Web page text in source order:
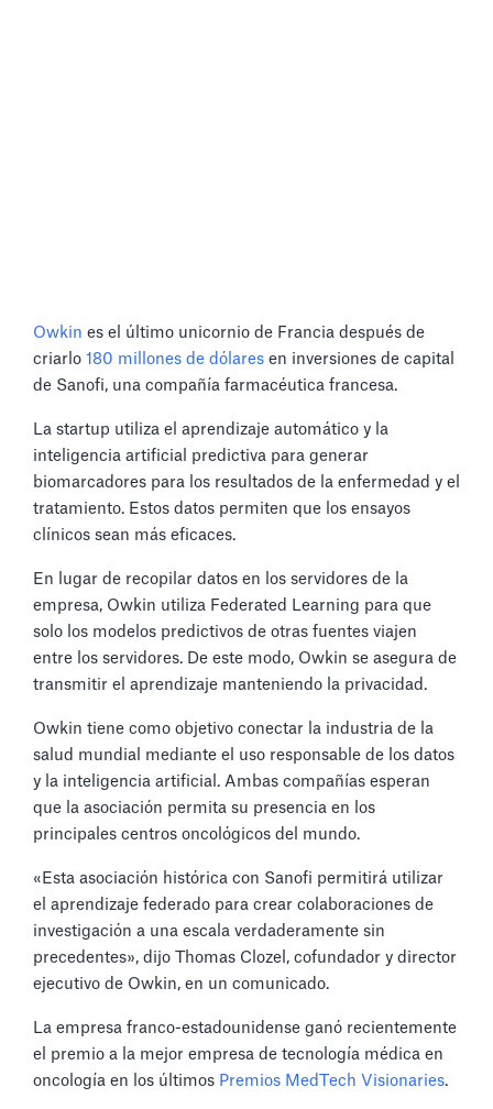
Owkin es el último unicornio de Francia después de
criarlo 180 millones de dólares en inversiones de capital
de Sanofi, una compañía farmacéutica francesa.
La startup utiliza el aprendizaje automático y la
inteligencia artificial predictiva para generar
biomarcadores para los resultados de la enfermedad y el
tratamiento. Estos datos permiten que los ensayos
clínicos sean más eficaces.
En lugar de recopilar datos en los servidores de la
empresa, Owkin utiliza Federated Learning para que
solo los modelos predictivos de otras fuentes viajen
entre los servidores. De este modo, Owkin se asegura de
transmitir el aprendizaje manteniendo la privacidad.
Owkin tiene como objetivo conectar la industria de la
salud mundial mediante el uso responsable de los datos
y la inteligencia artificial. Ambas compañías esperan
que la asociación permita su presencia en los
principales centros oncológicos del mundo.
«Esta asociación histórica con Sanofi permitirá utilizar
el aprendizaje federado para crear colaboraciones de
investigación a una escala verdaderamente sin
precedentes», dijo Thomas Clozel, cofundador y director
ejecutivo de Owkin, en un comunicado.
La empresa franco-estadounidense ganó recientemente
el premio a la mejor empresa de tecnología médica en
oncología en los últimos Premios MedTech Visionaries.